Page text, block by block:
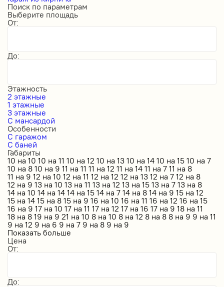
Поиск по параметрам
Выберите площадь
От:
До:
Этажность
2 этажные
1 этажные
3 этажные
С мансардой
Особенности
С гаражом
С баней
Габариты
10 на 10 10 на 11 10 на 12 10 на 13 10 на 14 10 на 15 10 на 7
10 на 8 10 на 9 11 на 11 11 на 12 11 на 14 11 на 7 11 на 8
11 на 9 12 на 10 12 на 11 12 на 12 12 на 13 12 на 7 12 на 8
12 на 9 13 на 10 13 на 11 13 на 12 13 на 15 13 на 7 13 на 8
14 на 10 14 на 14 14 на 15 14 на 7 14 на 8 14 на 9 15 на 12
15 на 14 15 на 8 15 на 9 16 на 10 16 на 11 16 на 12 16 на 15
16 на 9 17 на 10 17 на 11 17 на 12 17 на 16 17 на 9 18 на 11
18 на 8 19 на 9 21 на 10 8 на 10 8 на 12 8 на 8 8 на 9 9 на 11
9 на 12 9 на 6 9 на 7 9 на 8 9 на 9
Показать больше
Цена
От:
До: